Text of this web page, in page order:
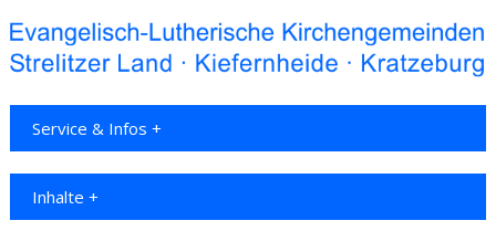
Service & Infos +
Inhalte +